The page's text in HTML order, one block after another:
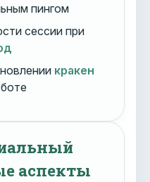
пингом
сессии при
кракен
аспекты